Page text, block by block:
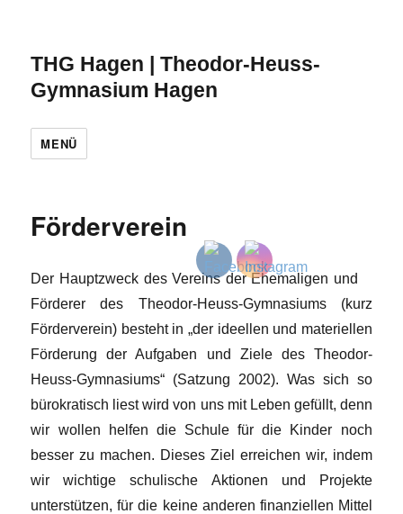
THG Hagen | Theodor-Heuss-
Gymnasium Hagen
MENÜ
Förderverein
Der Hauptzweck des Vereins der Ehemaligen und
Förderer des Theodor-Heuss-Gymnasiums (kurz
Förderverein) besteht in „der ideellen und materiellen
Förderung der Aufgaben und Ziele des Theodor-
Heuss-Gymnasiums“ (Satzung 2002). Was sich so
bürokratisch liest wird von uns mit Leben gefüllt, denn
wir wollen helfen die Schule für die Kinder noch
besser zu machen. Dieses Ziel erreichen wir, indem
wir wichtige schulische Aktionen und Projekte
unterstützen, für die keine anderen finanziellen Mittel